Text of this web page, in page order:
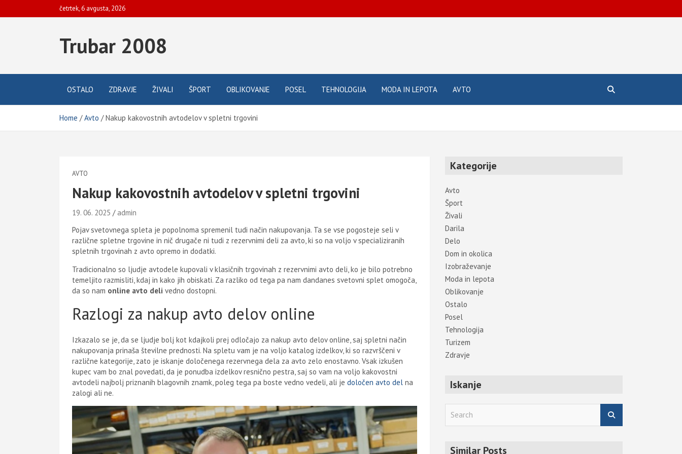
to
četrtek, 6 avgusta, 2026
Trubar 2008
OSTALO ZDRAVJE ŽIVALI ŠPORT OBLIKOVANJE POSEL TEHNOLOGIJA MODA IN LEPOTA AVTO
Home Avto Nakup kakovostnih avtodelov v spletni trgovini
AVTO
Nakup kakovostnih avtodelov v spletni trgovini
19. 06. 2025
admin
Pojav svetovnega spleta je popolnoma spremenil tudi način nakupovanja. Ta se vse pogosteje seli v
različne spletne trgovine in nič drugače ni tudi z rezervnimi deli za avto, ki so na voljo v specializiranih
spletnih trgovinah z avto opremo in dodatki.
Tradicionalno so ljudje avtodele kupovali v klasičnih trgovinah z rezervnimi avto deli, ko je bilo potrebno
temeljito razmisliti, kdaj in kako jih obiskati. Za razliko od tega pa nam dandanes svetovni splet omogoča,
da so nam online avto deli vedno dostopni.
Razlogi za nakup avto delov online
Izkazalo se je, da se ljudje bolj kot kdajkoli prej odločajo za nakup avto delov online, saj spletni način
nakupovanja prinaša številne prednosti. Na spletu vam je na voljo katalog izdelkov, ki so razvrščeni v
različne kategorije, zato je iskanje določenega rezervnega dela za avto zelo enostavno. Vsak izkušen
kupec vam bo znal povedati, da je ponudba izdelkov resnično pestra, saj so vam na voljo kakovostni
avtodeli najbolj priznanih blagovnih znamk, poleg tega pa boste vedno vedeli, ali je določen avto del na
zalogi ali ne.
Kategorije
Avto
Šport
Živali
Darila
Delo
Dom in okolica
Izobraževanje
Moda in lepota
Oblikovanje
Ostalo
Posel
Tehnologija
Turizem
Zdravje
Iskanje
Similar Posts